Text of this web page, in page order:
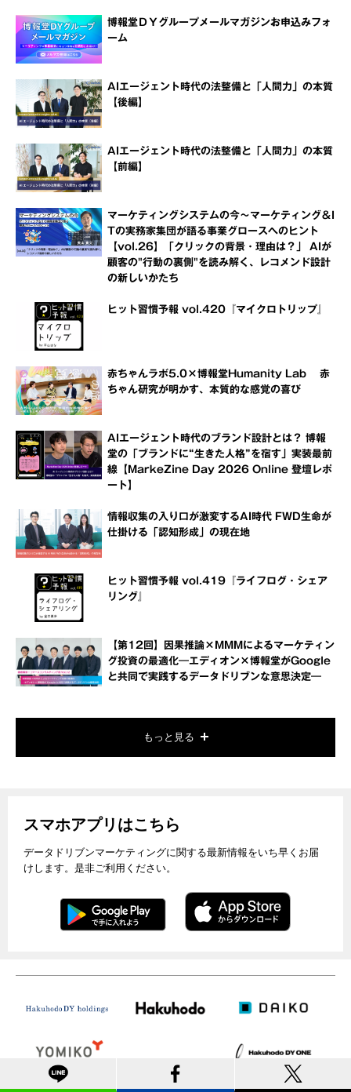
博報堂ＤＹグループメールマガジンお申込みフォ
ーム
AIエージェント時代の法整備と「人間力」の本質
【後編】
AIエージェント時代の法整備と「人間力」の本質
【前編】
マーケティングシステムの今～マーケティング＆I
Tの実務家集団が語る事業グロースへのヒント
【vol.26】「クリックの背景・理由は？」 AIが
顧客の"行動の裏側"を読み解く、レコメンド設計
の新しいかたち
ヒット習慣予報 vol.420『マイクロトリップ』
赤ちゃんラボ5.0×博報堂Humanity Lab 赤
ちゃん研究が明かす、本質的な感覚の喜び
AIエージェント時代のブランド設計とは？ 博報
堂の「ブランドに“生きた人格”を宿す」実装最前
線【MarkeZine Day 2026 Online 登壇レポ
ート】
情報収集の入り口が激変するAI時代 FWD生命が
仕掛ける「認知形成」の現在地
ヒット習慣予報 vol.419『ライフログ・シェア
リング』
【第12回】因果推論×MMMによるマーケティン
グ投資の最適化―エディオン×博報堂がGoogle
と共同で実践するデータドリブンな意思決定―
もっと見る
スマホアプリはこちら
データドリブンマーケティングに関する最新情報をいち早くお届
けします。是非ご利用ください。